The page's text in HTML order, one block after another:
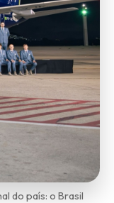
do país: o Brasil